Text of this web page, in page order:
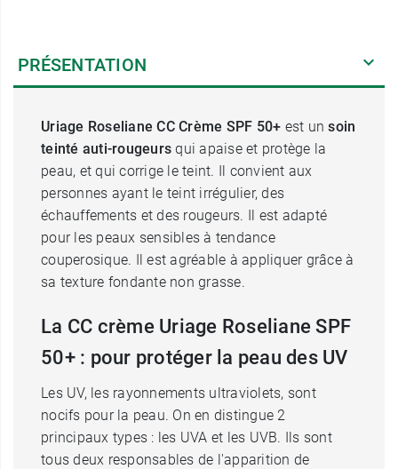
PRÉSENTATION
Uriage Roseliane CC Crème SPF 50+ est unsoin
teinté auti-rougeurs qui apaise et protège la
peau, et qui corrige le teint. Il convient aux
personnes ayant le teint irrégulier, des
échauffements et des rougeurs. Il est adapté
pour les peaux sensibles à tendance
couperosique. Il est agréable à appliquer grâce à
sa texture fondante non grasse.
La CC crème Uriage Roseliane SPF
50+ : pour protéger la peau des UV
Les UV, les rayonnements ultraviolets, sont
nocifs pour la peau. On en distingue 2
principaux types : les UVA et les UVB. Ils sont
tous deux responsables de l'apparition de